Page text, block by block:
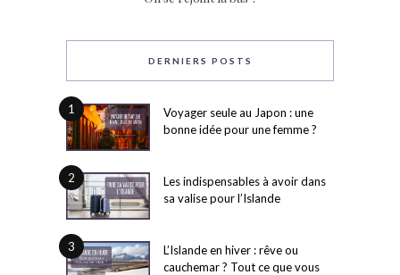
DERNIERS POSTS
1
Voyager seule au Japon : une
bonne idée pour une femme ?
2
Les indispensables à avoir dans
sa valise pour l’Islande
3
L’Islande en hiver : rêve ou
cauchemar ? Tout ce que vous